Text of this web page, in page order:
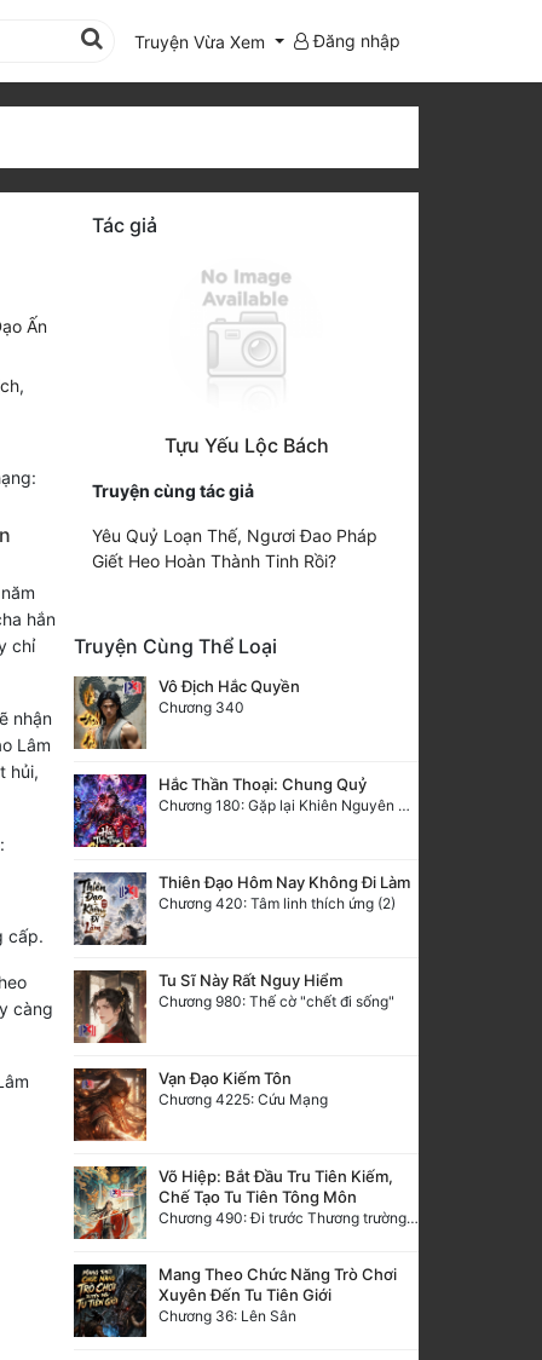
Truyện Vừa Xem Đăng nhập
Ấn
,
hắn
chỉ
nhận
Lâm
hủi,
cấp.
càng
Tác giả
Tựu Yếu Lộc Bách
Truyện cùng tác giả
Yêu Quỷ Loạn Thế, Ngươi Đao Pháp
Giết Heo Hoàn Thành Tinh Rồi?
Truyện Cùng Thể Loại
Vô Địch Hắc Quyền
Chương 340
Hắc Thần Thoại: Chung Quỷ
Chương 180: Gặp lại Khiên Nguyên Phượng
Thiên Đạo Hôm Nay Không Đi Làm
Chương 420: Tâm linh thích ứng (2)
Tu Sĩ Này Rất Nguy Hiểm
Chương 980: Thế cờ "chết đi sống"
Vạn Đạo Kiếm Tôn
Chương 4225: Cứu Mạng
Võ Hiệp: Bắt Đầu Tru Tiên Kiếm,
Chế Tạo Tu Tiên Tông Môn
Chương 490: Đi trước Thương trường Địa Hạ, thắng lợi trở về.
Mang Theo Chức Năng Trò Chơi
Xuyên Đến Tu Tiên Giới
Chương 36: Lên Sân